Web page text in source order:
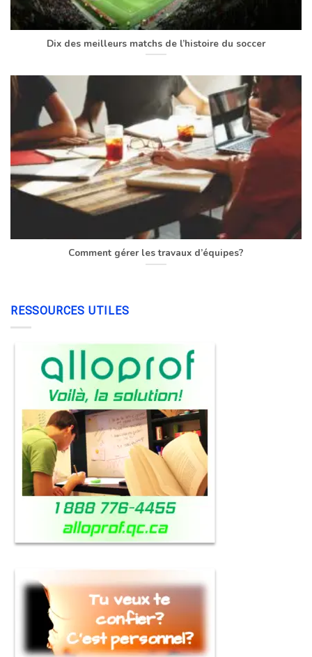
Dix des meilleurs matchs de l’histoire du soccer
Comment gérer les travaux d’équipes?
RESSOURCES UTILES